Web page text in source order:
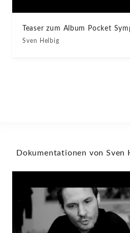
Teaser zum Album Pocket
Sven Helbig
Dokumentationen von Sven